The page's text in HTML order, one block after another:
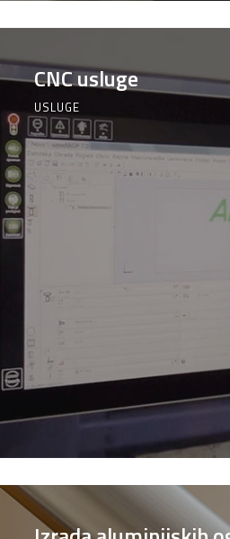
CNC usluge
USLUGE